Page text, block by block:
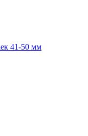
41-50 мм